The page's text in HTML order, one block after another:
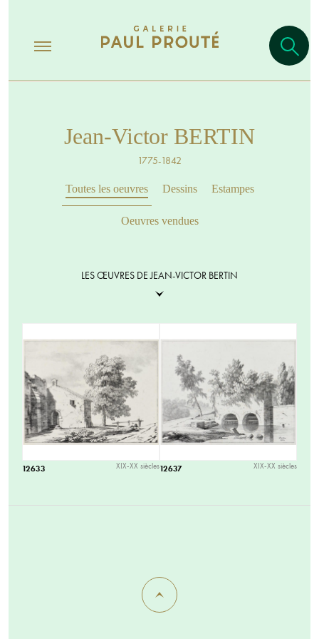
Jean-Victor BERTIN
1775-1842
Toutes les oeuvres Dessins Estampes
Oeuvres vendues
LES ŒUVRES DE JEAN-VICTOR BERTIN
12633 XIX-XX siècles12637 XIX-XX siècles